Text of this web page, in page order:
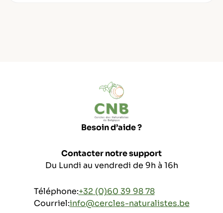
Besoin d’aide ?
Contacter notre support
Du Lundi au vendredi de 9h à 16h
Téléphone:+32 (0)60 39 98 78
Courriel:info@cercles-naturalistes.be